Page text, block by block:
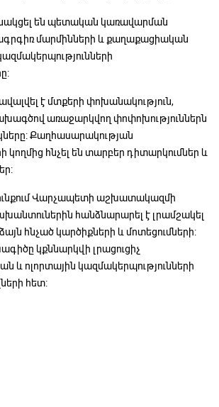
են պետական կառավարման
մարմինների և քաղաքացիական
է մտքերի փոխանակություն,
առաջարկվող փոփոխություններն
Քաղհասարակության
կողմից հնչել են տարբեր դիտարկումներ և
Վարչապետի աշխատակազմի
հանձնարարել է լրամշակել
հնչած կարծիքների և մոտեցումների:
կքննարկվի լրացուցիչ
և ոլորտային կազմակերպությունների
հետ: